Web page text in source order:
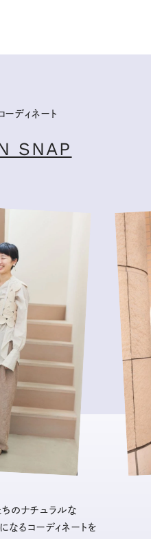
ディネート
SNAP
のナチュラルな
なるコーディネートを